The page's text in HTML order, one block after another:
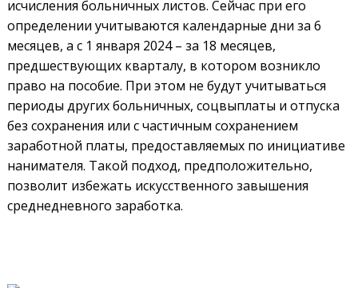
исчисления больничных листов. Сейчас при его
определении учитываются календарные дни за 6
месяцев, а с 1 января 2024 – за 18 месяцев,
предшествующих кварталу, в котором возникло
право на пособие. При этом не будут учитываться
периоды других больничных, соцвыплаты и отпуска
без сохранения или с частичным сохранением
заработной платы, предоставляемых по инициативе
нанимателя. Такой подход, предположительно,
позволит избежать искусственного завышения
среднедневного заработка.